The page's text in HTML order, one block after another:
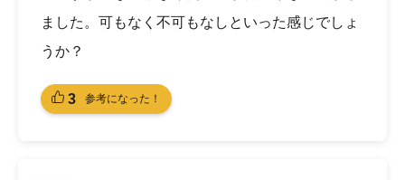
ました。可もなく不可もなしといった感じでしょ
うか？
3 参考になった！